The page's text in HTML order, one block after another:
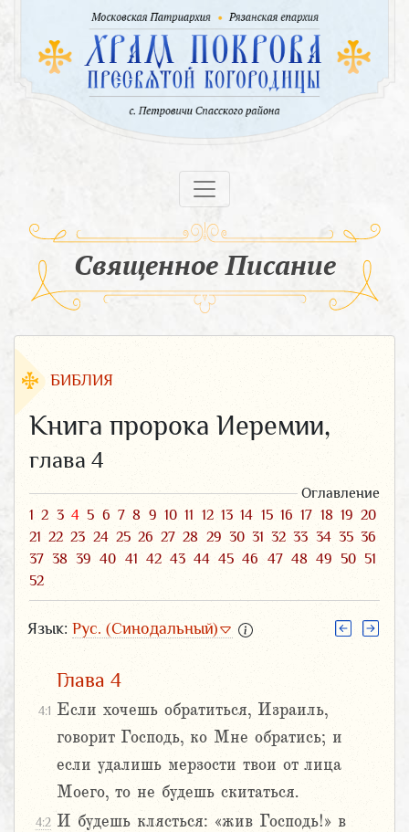
Священное Писание
БИБЛИЯ
Книга пророка Иеремии,
глава 4
Оглавление
1 2 3 4 5 6 7 8 9 10 11 12 13 14 15 16 17 18 19 20
21 22 23 24 25 26 27 28 29 30 31 32 33 34 35 36
37 38 39 40 41 42 43 44 45 46 47 48 49 50 51
52
Язык: Рус. (Синодальный)
Глава 4
4:1 Если хочешь обратиться, Израиль,
говорит Господь, ко Мне обратись; и
если удалишь мерзости твои от лица
Моего, то не будешь скитаться.
4:2 И будешь клясться: «жив Господь!» в